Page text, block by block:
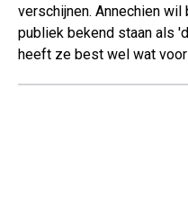
verschijnen. Annechien
publiek bekend staan als
heeft ze best wel wat voor